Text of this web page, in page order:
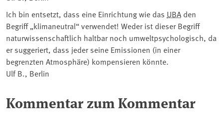
Ich bin entsetzt, dass eine Einrichtung wie das UBA den
Begriff „klimaneutral“ verwendet! Weder ist dieser Begriff
naturwissenschaftlich haltbar noch umweltpsychologisch, da
er suggeriert, dass jeder seine Emissionen (in einer
begrenzten Atmosphäre) kompensieren könnte.
Ulf B., Berlin
Kommentar zum Kommentar